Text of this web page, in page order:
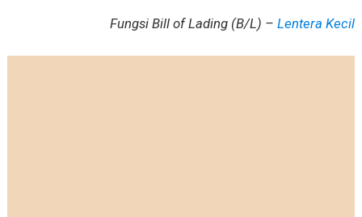
Fungsi Bill of Lading (B/L) – Lentera Kecil